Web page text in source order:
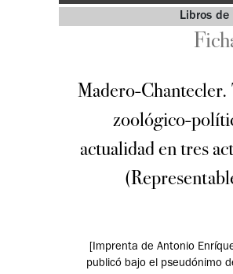
Libros de
Madero-Chantecler.
zoológico-
actualidad en tres
[Imprenta de Antonio
publicó bajo el pseudónimo